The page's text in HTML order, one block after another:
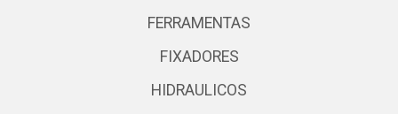
FERRAMENTAS
FIXADORES
HIDRAULICOS